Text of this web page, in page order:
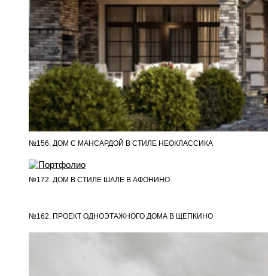
№156. ДОМ С МАНСАРДОЙ В СТИЛЕ НЕОКЛАССИКА
№172. ДОМ В СТИЛЕ ШАЛЕ В АФОНИНО
№162. ПРОЕКТ ОДНОЭТАЖНОГО ДОМА В ЩЕПКИНО